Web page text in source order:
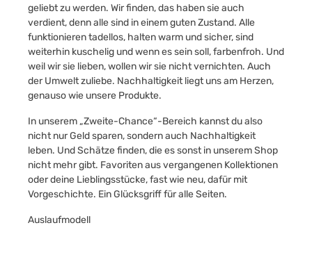
geliebt zu werden. Wir finden, das haben sie auch
verdient, denn alle sind in einem guten Zustand. Alle
funktionieren tadellos, halten warm und sicher, sind
weiterhin kuschelig und wenn es sein soll, farbenfroh. Und
weil wir sie lieben, wollen wir sie nicht vernichten. Auch
der Umwelt zuliebe. Nachhaltigkeit liegt uns am Herzen,
genauso wie unsere Produkte.
In unserem „Zweite-Chance“-Bereich kannst du also
nicht nur Geld sparen, sondern auch Nachhaltigkeit
leben. Und Schätze finden, die es sonst in unserem Shop
nicht mehr gibt. Favoriten aus vergangenen Kollektionen
oder deine Lieblingsstücke, fast wie neu, dafür mit
Vorgeschichte. Ein Glücksgriff für alle Seiten.
Auslaufmodell